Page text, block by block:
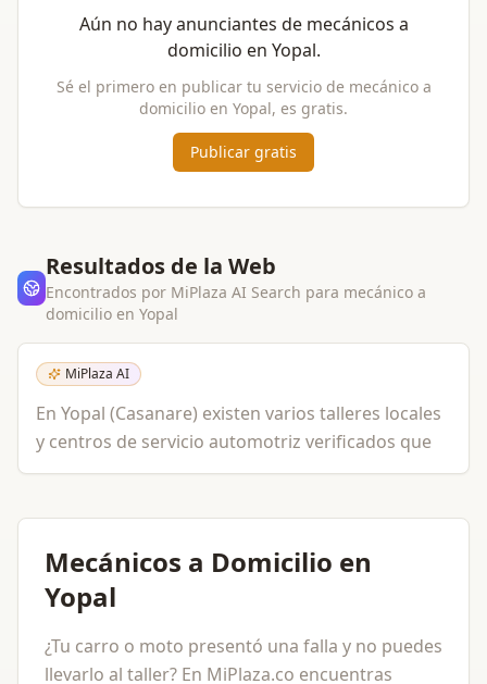
Aún no hay anunciantes de mecánicos a
domicilio en Yopal.
Sé el primero en publicar tu servicio de mecánico a
domicilio en Yopal, es gratis.
Publicar gratis
Resultados de la Web
Encontrados por MiPlaza AI Search para mecánico a
domicilio enYopal
MiPlaza AI
En Yopal (Casanare) existen varios talleres locales
y centros de servicio automotriz verificados que
Mecánicos a Domicilio en
Yopal
¿Tu carro o moto presentó una falla y no puedes
llevarlo al taller? En MiPlaza.co encuentras